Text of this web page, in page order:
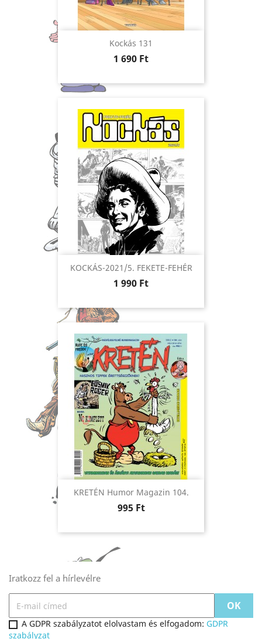
Kockás 131
Ár
1 690 Ft
KOCKÁS-2021/5. FEKETE-FEHÉR
Ár
1 990 Ft
KRETÉN Humor Magazin 104.
Ár
995 Ft
Iratkozz fel a hírlevélre
A GDPR szabályzatot elolvastam és elfogadom: GDPR
szabályzat